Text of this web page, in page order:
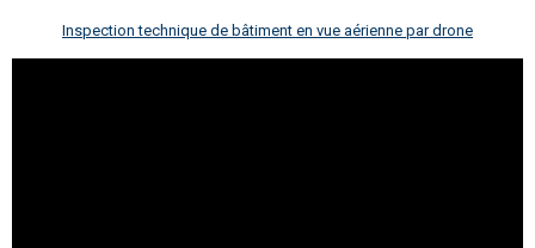
Inspection technique de bâtiment en vue aérienne par drone